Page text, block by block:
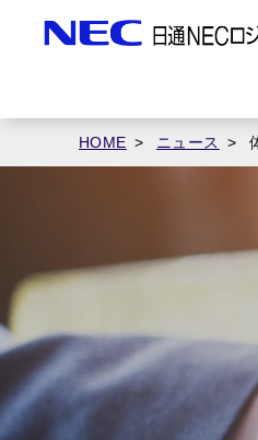
HOME ニュース